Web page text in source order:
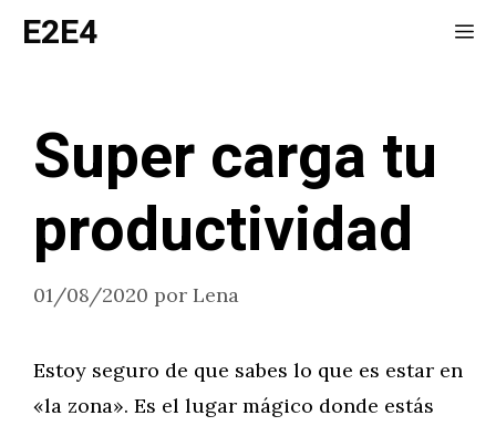
Saltar
E2E4
Super carga tu
productividad
01/08/2020 por Lena
Estoy seguro de que sabes lo que es estar en
«la zona». Es el lugar mágico donde estás